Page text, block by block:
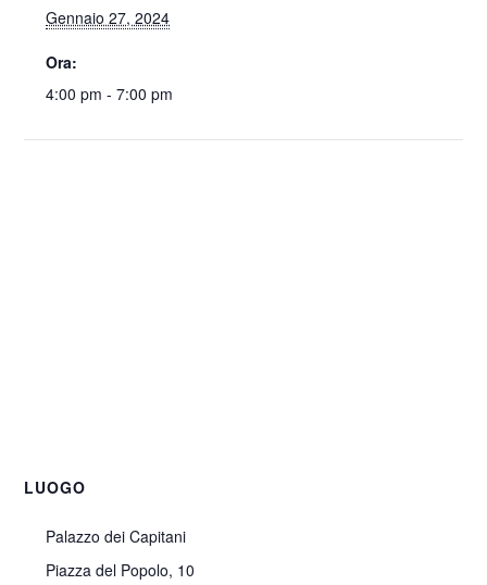
Gennaio 27, 2024
Ora:
4:00 pm - 7:00 pm
LUOGO
Palazzo dei Capitani
Piazza del Popolo, 10